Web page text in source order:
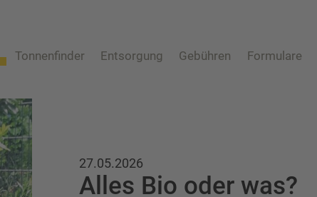
Tonnenfinder Entsorgung
Wertstofftonne
Altglas
Gebühren Formulare
27.05.2026
Alles Bio oder was?